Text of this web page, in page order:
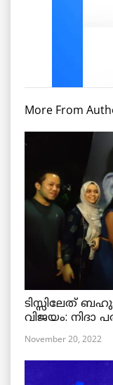
More From
ടിസ്സിലേത്
വിജയം: നിദാ
November 20, 2022